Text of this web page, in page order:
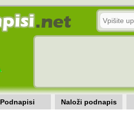
Podnapisi Naloži podnapis